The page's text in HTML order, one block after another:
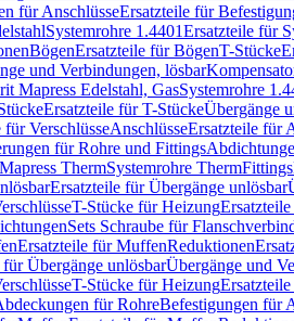
für AnschlüsseErsatzteile für
Systemrohre 1.4401Ersatzteile für
BögenErsatzteile für BögenT-Stücke
und Verbindungen, lösbar
Mapress Edelstahl, GasSystemrohre
Ersatzteile für T-StückeÜbergänge
für VerschlüsseAnschlüsseErsatzteile für
für Rohre und Fittings
ThermSystemrohre ThermFittings
Ersatzteile für Übergänge unlösbar
T-Stücke für Heizung
Sets Schraube für
Ersatzteile für MuffenReduktionen
Übergänge unlösbarÜbergänge und
T-Stücke für Heizung
für RohreBefestigungen für